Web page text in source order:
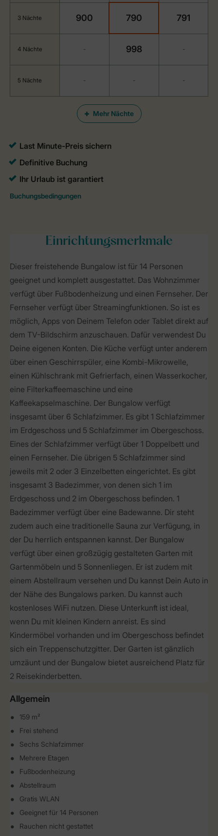
Mehr Nächte
3 Nächte 900 790 791
4 Nächte - 998 -
5 Nächte - - -
Einrichtungsmerkmale
Dieser freistehende Bungalow ist für 14 Personen
geeignet und komplett ausgestattet. Das Wohnzimmer
verfügt über Fußbodenheizung und einen Fernseher. Der
Fernseher verfügt über Streamingfunktionen. So ist es
möglich, Apps von Deinem Telefon oder Tablet direkt auf
dem TV-Bildschirm anzuschauen. Dafür verwendest Du
Deine eigenen Konten. Die Küche verfügt unter anderem
über einen Geschirrspüler, eine Kombi-Mikrowelle,
einen Kühlschrank mit Gefrierfach, einen Wasserkocher,
eine Filterkaffeemaschine und eine
Kaffeekapselmaschine. Der Bungalow verfügt
insgesamt über 6 Schlafzimmer. Es gibt 1 Schlafzimmer
im Erdgeschoss und 5 Schlafzimmer im Obergeschoss.
Eines der Schlafzimmer verfügt über 1 Doppelbett und
einen Fernseher. Die übrigen 5 Schlafzimmer sind
jeweils mit 2 oder 3 Einzelbetten eingerichtet. Es gibt
insgesamt 3 Badezimmer, von denen sich 1 im
Erdgeschoss und 2 im Obergeschoss befinden. 1
Badezimmer verfügt über eine Badewanne. Dir steht
zudem auch eine traditionelle Sauna zur Verfügung, in
der Du herrlich entspannen kannst. Der Bungalow
verfügt über einen großzügig gestalteten Garten mit
Gartenmöbeln und 5 Sonnenliegen. Er ist zudem mit
einem Abstellraum versehen und Du kannst Dein Auto in
der Nähe des Bungalows parken. Du kannst auch
kostenloses WiFi nutzen. Diese Unterkunft ist ideal,
wenn Du mit kleinen Kindern anreist. Es sind
Kindermöbel vorhanden und im Obergeschoss befindet
sich ein Treppenschutzgitter. Der Garten ist gänzlich
umzäunt und der Bungalow bietet ausreichend Platz für
2 Reisekinderbetten.
Allgemein
159 m²
Frei stehend
Sechs Schlafzimmer
Mehrere Etagen
Fußbodenheizung
Abstellraum
Gratis WLAN
Geeignet für 14 Personen
Rauchen nicht gestattet